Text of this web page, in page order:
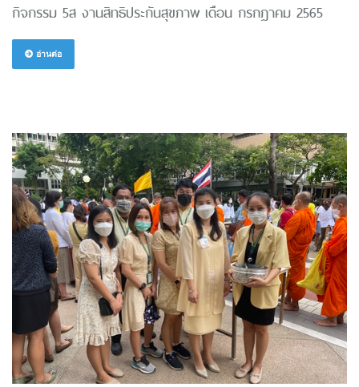
กิจกรรม 5ส งานสิทธิประกันสุขภาพ เดือน กรกฎาคม 2565
อ่านต่อ